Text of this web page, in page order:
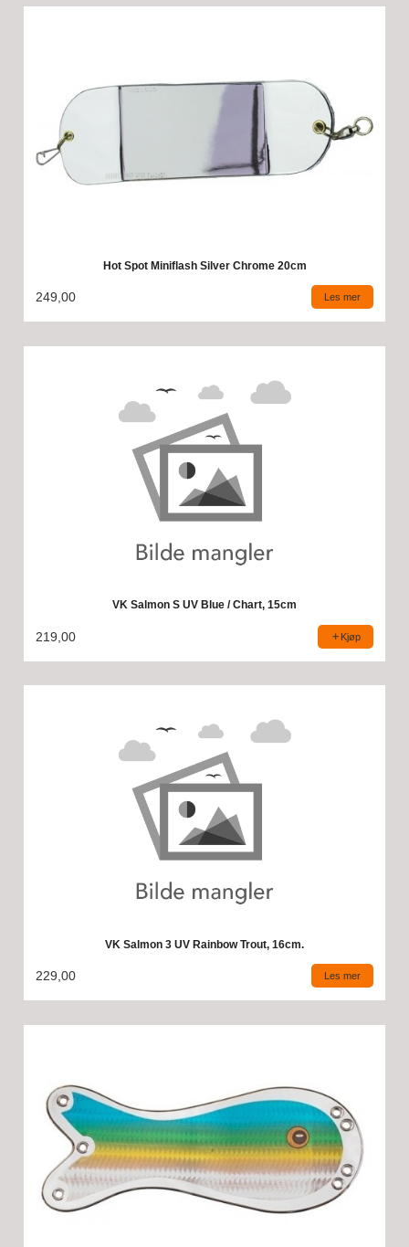
Hot Spot Miniflash Silver Chrome 20cm
249,00 Les mer
VK Salmon S UV Blue / Chart, 15cm
219,00 Kjøp
VK Salmon 3 UV Rainbow Trout, 16cm.
229,00 Les mer